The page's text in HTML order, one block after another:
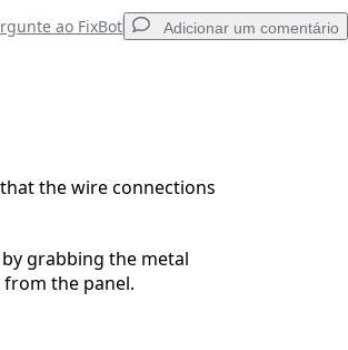
ao FixBot Adicionar um comentário
the wire connections
grabbing the metal
the panel.